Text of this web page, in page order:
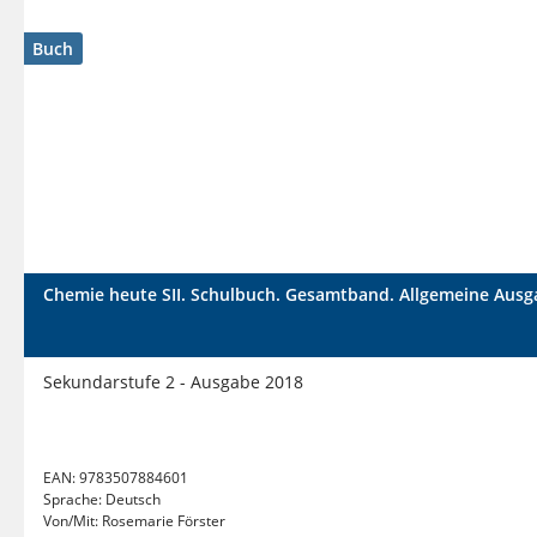
Buch
Chemie heute SII. Schulbuch. Gesamtband. Allgemeine
Sekundarstufe 2 - Ausgabe 2018
EAN:9783507884601
Sprache: Deutsch
Von/Mit: Rosemarie Förster